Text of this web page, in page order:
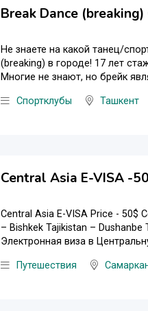
Break Dance
Не знаете на какой танец/
(breaking) в городе! 17 лет
Многие не знают, но брейк
Спортклубы Ташкент
Central Asia E-VISA -
Central Asia E-VISA Price - 50$
– Bishkek Tajikistan –
Электронная виза в
Путешествия